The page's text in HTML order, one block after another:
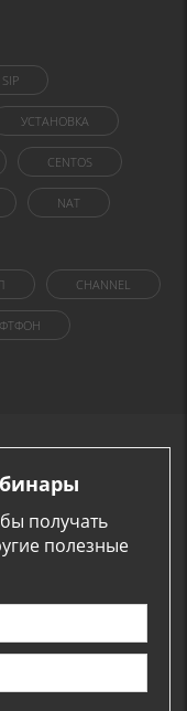
SIP
УСТАНОВКА
CENTOS
NAT
CHANNEL
получать
полезные